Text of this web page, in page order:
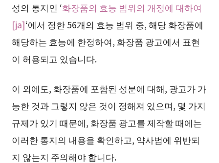
성의 통지인 ‘화장품의 효능 범위의 개정에 대하여
[ja]‘에서 정한 56개의 효능 범위 중, 해당 화장품에
해당하는 효능에 한정하여, 화장품 광고에서 표현
이 허용되고 있습니다.
이 외에도, 화장품에 포함된 성분에 대해, 광고가 가
능한 것과 그렇지 않은 것이 정해져 있으며, 몇 가지
규제가 있기 때문에, 화장품 광고를 제작할 때에는
이러한 통지의 내용을 확인하고, 약사법에 위반되
지 않는지 주의해야 합니다.